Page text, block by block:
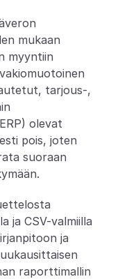
mukaan
myyntiin
tarjous-,
olevat
pois, joten
suoraan
ja CSV-valmiilla
ja
raporttimallin